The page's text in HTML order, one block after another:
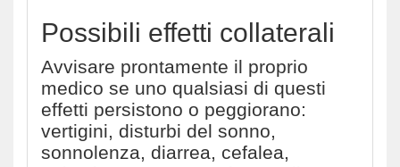
Possibili effetti collaterali
Avvisare prontamente il proprio
medico se uno qualsiasi di questi
effetti persistono o peggiorano:
vertigini, disturbi del sonno,
sonnolenza, diarrea, cefalea,